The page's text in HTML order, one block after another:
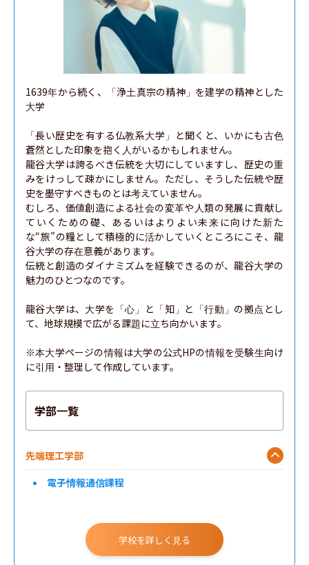
1639年から続く、「浄土真宗の精神」を建学の精神とした
大学
「長い歴史を有する仏教系大学」と聞くと、いかにも古色
蒼然とした印象を抱く人がいるかもしれません。
龍谷大学は誇るべき伝統を大切にしていますし、歴史の重
みをけっして疎かにしません。ただし、そうした伝統や歴
史を墨守すべきものとは考えていません。
むしろ、価値創造による社会の変革や人類の発展に貢献し
ていくための礎、あるいはよりよい未来に向けた新た
な“旅”の糧として積極的に活かしていくところにこそ、龍
谷大学の存在意義があります。
伝統と創造のダイナミズムを経験できるのが、龍谷大学の
魅力のひとつなのです。
龍谷大学は、大学を「心」と「知」と「行動」の拠点とし
て、地球規模で広がる課題に立ち向かいます。
※本大学ページの情報は大学の公式HPの情報を受験生向け
に引用・整理して作成しています。
学部一覧
先端理工学部
電子情報通信課程
学校を詳しく見る